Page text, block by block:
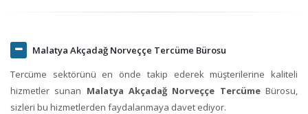
Malatya Akçadağ Norveççe Tercüme Bürosu
Tercüme sektörünü en önde takip ederek müşterilerine kaliteli
hizmetler sunan Malatya Akçadağ Norveççe TercümeBürosu,
sizleri bu hizmetlerden faydalanmaya davet ediyor.